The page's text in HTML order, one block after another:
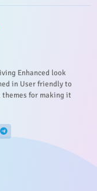
Enhanced look
in User friendly to
themes for making it